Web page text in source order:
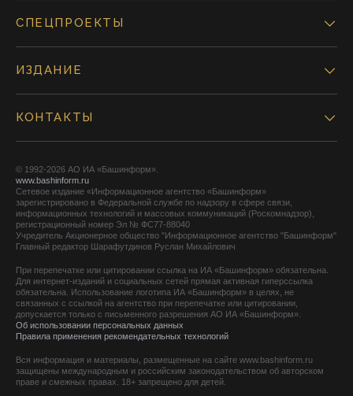
СПЕЦПРОЕКТЫ
ИЗДАНИЕ
КОНТАКТЫ
© 1992-2026 АО ИА «Башинформ».
www.bashinform.ru
Сетевое издание «Информационное агентство «Башинформ»
зарегистрировано в Федеральной службе по надзору в сфере связи,
информационных технологий и массовых коммуникаций (Роскомнадзор),
регистрационный номер Эл № ФС77-88040
Учредитель Акционерное общество "Информационное агентство "Башинформ"
Главный редактор Шарафутдинов Руслан Михайлович
При перепечатке или цитировании ссылка на ИА «Башинформ» обязательна.
Для интернет-изданий и социальных сетей прямая активная гиперссылка
обязательна. Использование логотипа ИА «Башинформ» в целях, не
связанных с ссылкой на агентство при перепечатке или цитировании,
допускается только с письменного разрешения АО ИА «Башинформ».
Об использовании персональных данных
Правила применения рекомендательных технологий
Вся информация и материалы, размещенные на сайте www.bashinform.ru
защищены международным и российским законодательством об авторском
праве и смежных правах. 18+ запрещено для детей.